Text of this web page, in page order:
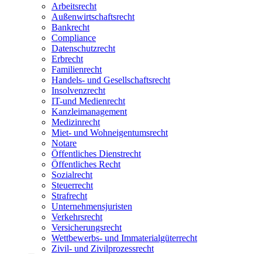
Arbeitsrecht
Außenwirtschaftsrecht
Bankrecht
Compliance
Datenschutzrecht
Erbrecht
Familienrecht
Handels- und Gesellschaftsrecht
Insolvenzrecht
IT-und Medienrecht
Kanzleimanagement
Medizinrecht
Miet- und Wohneigentumsrecht
Notare
Öffentliches Dienstrecht
Öffentliches Recht
Sozialrecht
Steuerrecht
Strafrecht
Unternehmensjuristen
Verkehrsrecht
Versicherungsrecht
Wettbewerbs- und Immaterialgüterrecht
Zivil- und Zivilprozessrecht